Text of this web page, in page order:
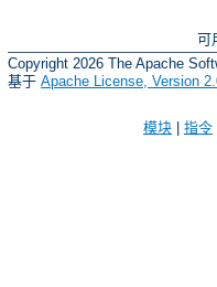
可
Copyright 2026 The Apache
基于 Apache License, Version
模块 指令